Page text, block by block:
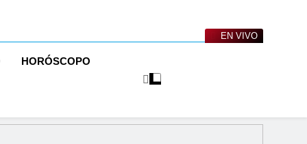
EN VIVO
HORÓSCOPO